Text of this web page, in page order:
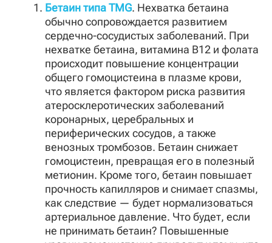
Бетаин типа TMG. Нехватка бетаина
обычно сопровождается развитием
сердечно-сосудистых заболеваний. При
нехватке бетаина, витамина В12 и фолата
происходит повышение концентрации
общего гомоцистеина в плазме крови,
что является фактором риска развития
атеросклеротических заболеваний
коронарных, церебральных и
периферических сосудов, а также
венозных тромбозов. Бетаин снижает
гомоцистеин, превращая его в полезный
метионин. Кроме того, бетаин повышает
прочность капилляров и снимает спазмы,
как следствие — будет нормализоваться
артериальное давление. Что будет, если
не принимать бетаин? Повышенные